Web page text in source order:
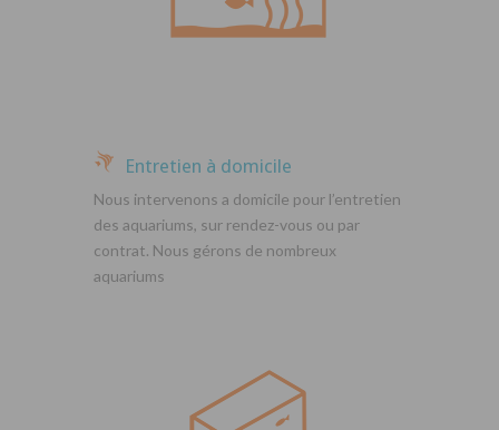
Entretien à domicile
Nous intervenons a domicile pour l’entretien
des aquariums, sur rendez-vous ou par
contrat. Nous gérons de nombreux
aquariums